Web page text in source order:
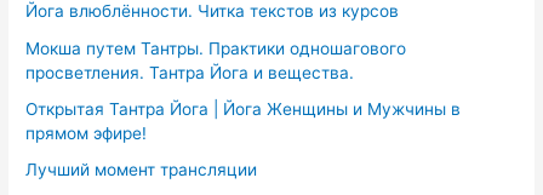
Йога влюблённости. Читка текстов из курсов
Мокша путем Тантры. Практики одношагового
просветления. Тантра Йога и вещества.
Открытая Тантра Йога | Йога Женщины и Мужчины в
прямом эфире!
Лучший момент трансляции